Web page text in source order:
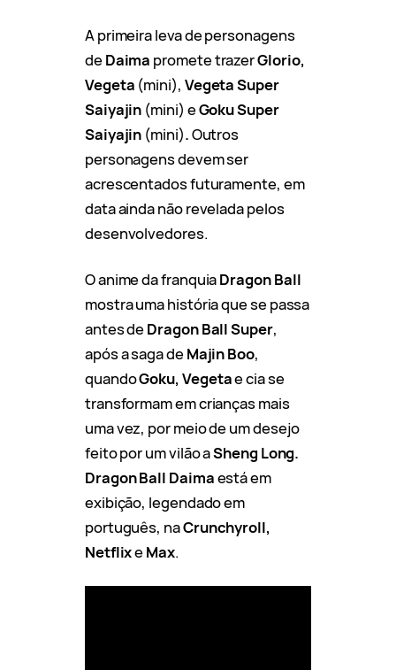
A primeira leva de personagens
deDaima promete trazerGlorio,
Vegeta (mini), Vegeta Super
Saiyajin (mini) eGoku Super
Saiyajin (mini).Outros
personagens devem ser
acrescentados futuramente, em
data ainda não revelada pelos
desenvolvedores.
O anime da franquiaDragon Ball
mostra uma história que se passa
antes deDragon Ball Super,
após a saga deMajin Boo,
quandoGoku, Vegetae cia se
transformam em crianças mais
uma vez, por meio de um desejo
feito por um vilão aSheng Long.
Dragon Ball Daimaestá em
exibição, legendado em
português, naCrunchyroll,
NetflixeMax.